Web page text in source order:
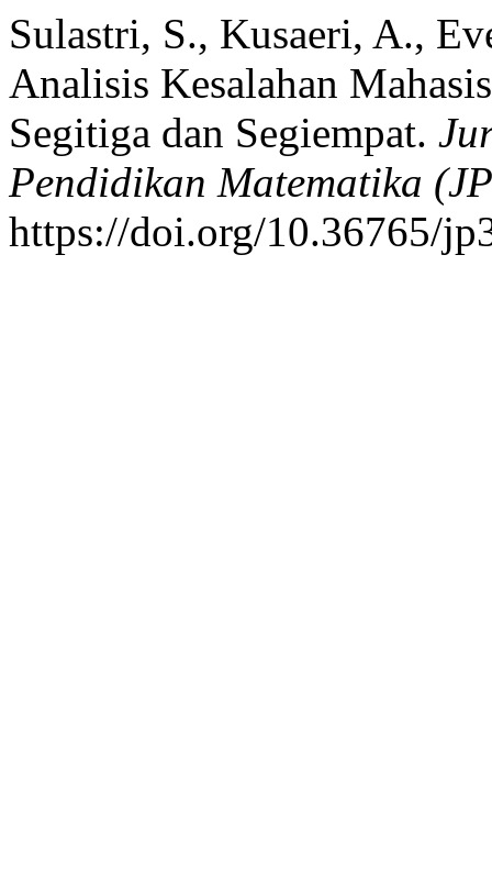
Sulastri, S., Kusaeri, A.,
Analisis Kesalahan
Segitiga dan Segiempat.
Pendidikan Matematika
https://doi.org/10.36765/